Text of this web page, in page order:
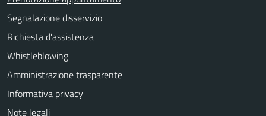
Segnalazione disservizio
Richiesta d'assistenza
Whistleblowing
Amministrazione trasparente
Informativa privacy
Note legali